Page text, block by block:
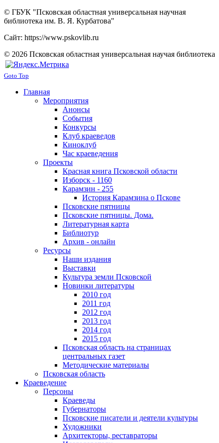
© ГБУК "Псковская областная универсальная научная
библиотека им. В. Я. Курбатова"
Сайт: https://www.pskovlib.ru
© 2026 Псковская областная универсальная научая библиотека
Goto Top
Главная
Мероприятия
Анонсы
События
Конкурсы
Клуб краеведов
Киноклуб
Час краеведения
Проекты
Красная книга Псковской области
Изборск - 1160
Карамзин - 255
История Карамзина о Пскове
Псковские пятницы
Псковские пятницы. Дома.
Литературная карта
Библиотур
Архив - онлайн
Ресурсы
Наши издания
Выставки
Культура земли Псковской
Новинки литературы
2010 год
2011 год
2012 год
2013 год
2014 год
2015 год
Псковская область на страницах
центральных газет
Методические материалы
Псковская область
Краеведение
Персоны
Краеведы
Губернаторы
Псковские писатели и деятели культуры
Художники
Архитекторы, реставраторы